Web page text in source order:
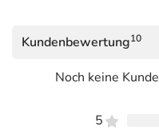
Kundenbewertung10
Noch keine
5